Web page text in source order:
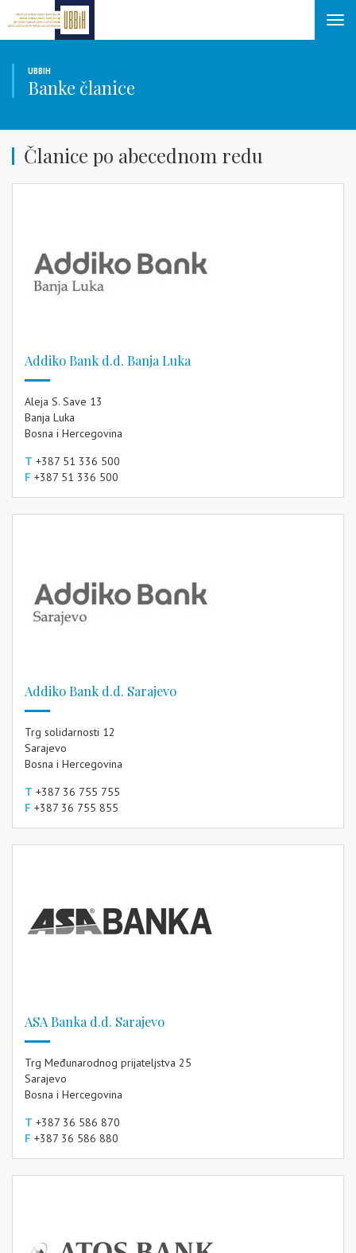
UBBIH
Banke članice
Članice po abecednom redu
Addiko Bank d.d. Banja Luka
Aleja S. Save 13
Banja Luka
Bosna i Hercegovina
T +387 51 336 500
F +387 51 336 500
Addiko Bank d.d. Sarajevo
Trg solidarnosti 12
Sarajevo
Bosna i Hercegovina
T +387 36 755 755
F +387 36 755 855
ASA Banka d.d. Sarajevo
Trg Međunarodnog prijateljstva 25
Sarajevo
Bosna i Hercegovina
T +387 36 586 870
F +387 36 586 880